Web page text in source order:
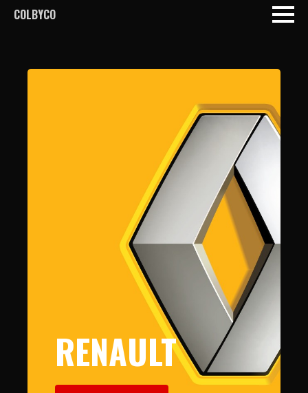
COLBYCO
RENAULT